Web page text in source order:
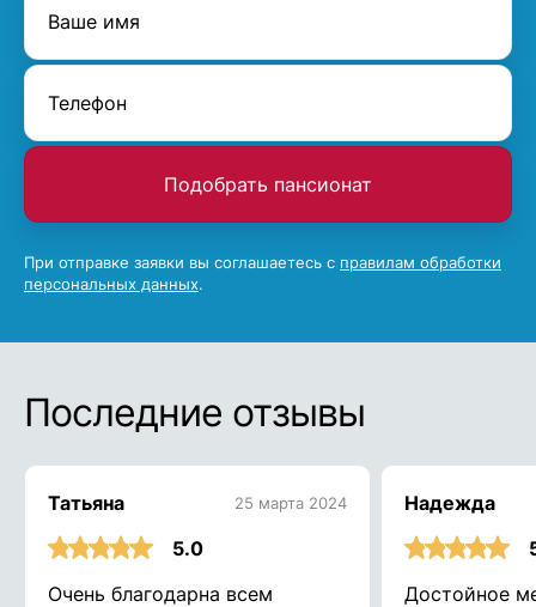
Подобрать пансионат
При отправке заявки вы соглашаетесь с правилам обработки
персональных данных.
Последние отзывы
Татьяна 25 марта 2024
5.0
Очень благодарна всем
Надежда
Достойное